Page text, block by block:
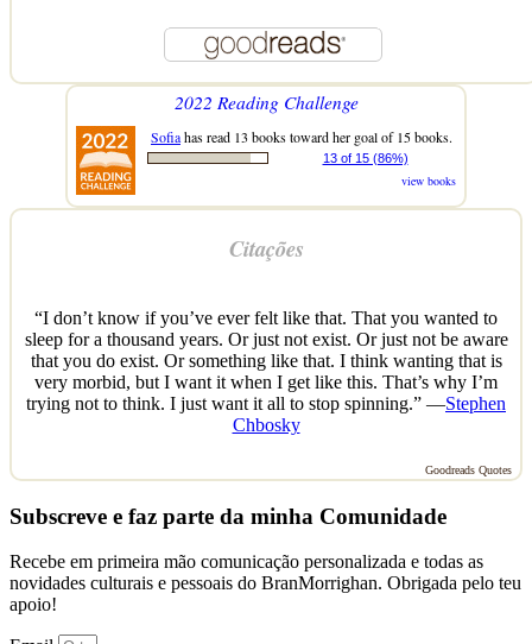
2022 Reading Challenge
Sofiahas read 13 books toward her goal of 15 books.
13 of 15 (86%)
view books
Citações
“I don’t know if you’ve ever felt like that. That you wanted to
sleep for a thousand years. Or just not exist. Or just not be aware
that you do exist. Or something like that. I think wanting that is
very morbid, but I want it when I get like this. That’s why I’m
trying not to think. I just want it all to stop spinning.” —Stephen
Chbosky
Goodreads Quotes
Subscreve e faz parte da minha Comunidade
Recebe em primeira mão comunicação personalizada e todas as
novidades culturais e pessoais do BranMorrighan. Obrigada pelo teu
apoio!